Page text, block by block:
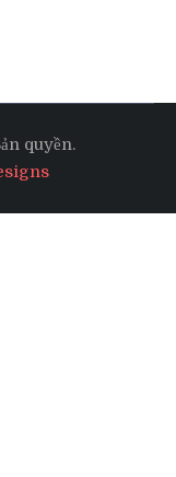
quyền.